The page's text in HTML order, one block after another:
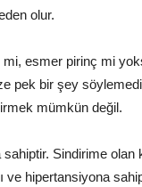
olur.
mi, esmer pirinç mi
pek bir şey
mümkün değil.
Sindirime olan
ve hipertansiyona